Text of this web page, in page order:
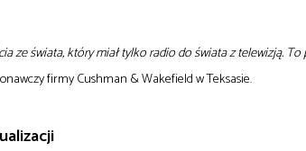
ze świata, który miał tylko radio do świata z telewizją.
firmy Cushman & Wakefield w Teksasie.